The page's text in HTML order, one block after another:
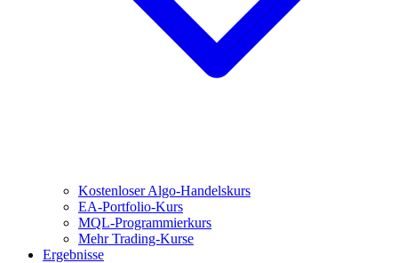
Kostenloser Algo-Handelskurs
EA-Portfolio-Kurs
MQL-Programmierkurs
Mehr Trading-Kurse
Ergebnisse